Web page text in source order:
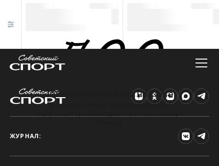
Техническая ошибка на сайте
Произошла ошибка. Чтобы найти нужную
ЖУРНАЛ: